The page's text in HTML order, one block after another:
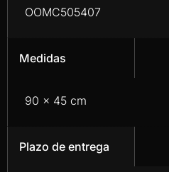
OOMC505407
Medidas
90 x 45 cm
Plazo de entrega